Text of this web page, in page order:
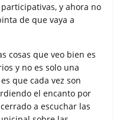
y ahora no
de que vaya a
cosas que veo bien es
y no es solo una
que cada vez son
el encanto por
a escuchar las